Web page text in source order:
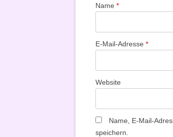
Name *
E-Mail-Adresse *
Website
Name, E-Mail-
speichern.